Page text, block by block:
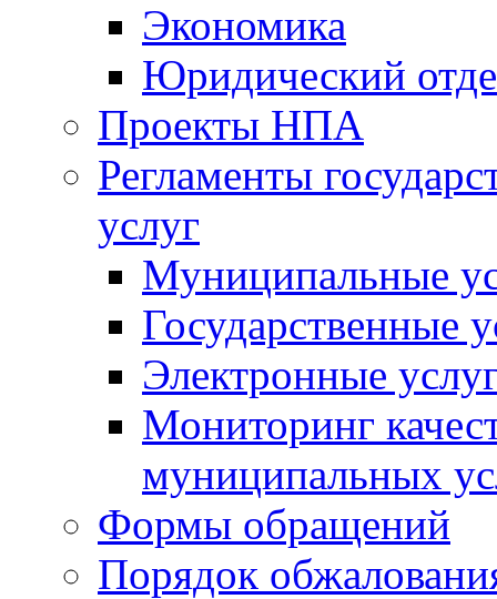
Экономика
Юридический
Проекты НПА
Регламенты
услуг
Муниципальные
Государственные
Электронные
Мониторинг
муниципальных
Формы обращений
Порядок